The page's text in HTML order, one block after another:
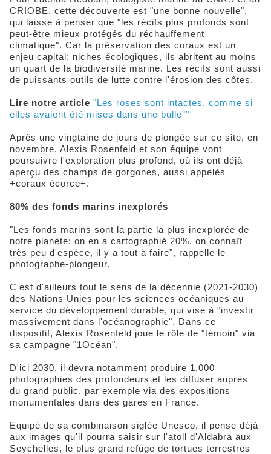
CRIOBE, cette découverte est "une bonne nouvelle",
qui laisse à penser que "les récifs plus profonds sont
peut-être mieux protégés du réchauffement
climatique". Car la préservation des coraux est un
enjeu capital: niches écologiques, ils abritent au moins
un quart de la biodiversité marine. Les récifs sont aussi
de puissants outils de lutte contre l'érosion des côtes.
Lire notre article "Les roses sont intactes, comme si
elles avaient été mises dans une bulle”"
Après une vingtaine de jours de plongée sur ce site, en
novembre, Alexis Rosenfeld et son équipe vont
poursuivre l'exploration plus profond, où ils ont déjà
aperçu des champs de gorgones, aussi appelés
+coraux écorce+.
80% des fonds marins inexplorés
"Les fonds marins sont la partie la plus inexplorée de
notre planète: on en a cartographié 20%, on connaît
très peu d'espèce, il y a tout à faire", rappelle le
photographe-plongeur.
C'est d'ailleurs tout le sens de la décennie (2021-2030)
des Nations Unies pour les sciences océaniques au
service du développement durable, qui vise à "investir
massivement dans l'océanographie". Dans ce
dispositif, Alexis Rosenfeld joue le rôle de "témoin" via
sa campagne "1Océan".
D'ici 2030, il devra notamment produire 1.000
photographies des profondeurs et les diffuser auprès
du grand public, par exemple via des expositions
monumentales dans des gares en France.
Equipé de sa combinaison siglée Unesco, il pense déjà
aux images qu'il pourra saisir sur l'atoll d'Aldabra aux
Seychelles, le plus grand refuge de tortues terrestres